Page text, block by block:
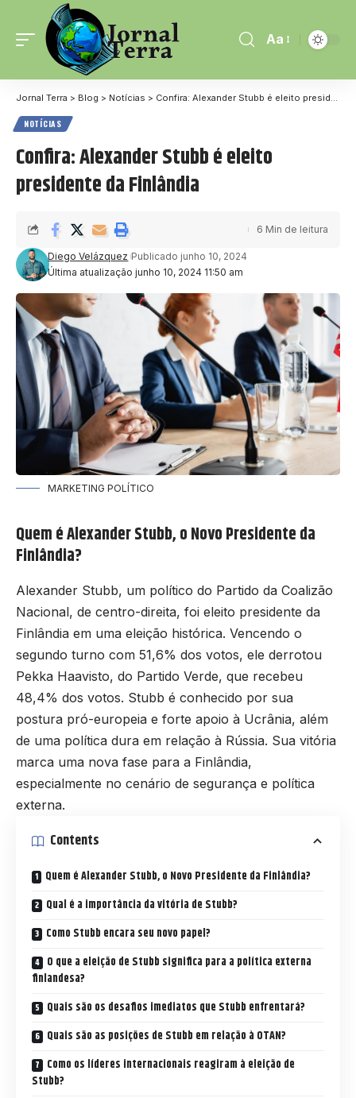
Aa
Jornal Terra > Blog > Notícias > Confira: Alexander Stubb é eleito presidente da Finlândia
NOTÍCIAS
Confira: Alexander Stubb é eleito
presidente da Finlândia
Última atualização junho 10, 2024 11:50 am
Diego Velázquez Publicado junho 10, 2024
6 Min de leitura
MARKETING POLÍTICO
Quem é Alexander Stubb, o Novo Presidente da
Finlândia?
Alexander Stubb, um político do Partido da Coalizão
Nacional, de centro-direita, foi eleito presidente da
Finlândia em uma eleição histórica. Vencendo o
segundo turno com 51,6% dos votos, ele derrotou
Pekka Haavisto, do Partido Verde, que recebeu
48,4% dos votos. Stubb é conhecido por sua
postura pró-europeia e forte apoio à Ucrânia, além
de uma política dura em relação à Rússia. Sua vitória
marca uma nova fase para a Finlândia,
especialmente no cenário de segurança e política
externa.
Contents
Quem é Alexander Stubb, o Novo Presidente da Finlândia?
Qual é a importância da vitória de Stubb?
Como Stubb encara seu novo papel?
O que a eleição de Stubb significa para a política externa
finlandesa?
Quais são os desafios imediatos que Stubb enfrentará?
Quais são as posições de Stubb em relação à OTAN?
Como os líderes internacionais reagiram à eleição de
Stubb?